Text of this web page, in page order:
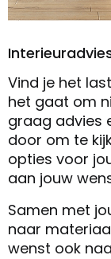
Vind je het
het gaat om
graag advies
door om te
opties voor
aan jouw
Samen met
naar
wenst ook